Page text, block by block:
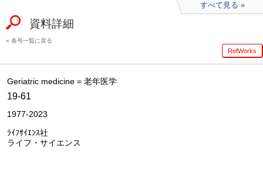
すべて見る
資料詳細
各号一覧に戻る
RefWorks
Geriatric medicine = 老年医学
19-61
1977-2023
ﾗｲﾌｻｲｴﾝｽ社
ライフ・サイエンス